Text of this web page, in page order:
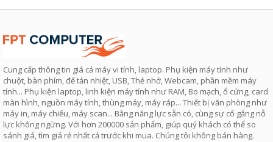
Cung cấp thông tin giá cả máy vi tính, laptop. Phụ kiện máy tính như
chuột, bàn phím, đế tản nhiệt, USB, Thẻ nhớ, Webcam, phần mềm máy
tính... Phụ kiện laptop, linh kiện máy tính như RAM, Bo mạch, ổ cứng, card
màn hình, nguồn máy tính, thùng máy, máy ráp... Thiết bị văn phòng như
máy in, máy chiếu, máy scan... Bằng năng lực sẵn có, cùng sự cố gắng nỗ
lực không ngừng. Với hơn 200000 sản phẩm, giúp quý khách có thể so
sánh giá, tìm giá rẻ nhất cả trước khi mua. Chúng tôi không bán hàng.